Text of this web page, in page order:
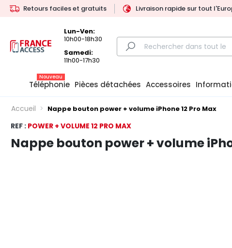
Retours faciles et gratuits Livraison rapide sur tout
Lun-Ven:
10h00-18h30
Samedi:
11h00-17h30
Téléphonie
Nouveau
Pièces détachées Accessoires
Accueil Nappe bouton power + volume iPhone 12 Pro Max
REF : POWER + VOLUME 12 PRO MAX
Nappe bouton power + volume